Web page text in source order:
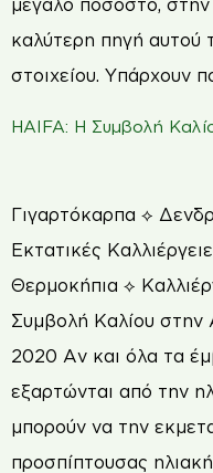
καλύτερη πηγή αυτού
στοιχείου. Υπάρχουν
HAIFA: Η Συμβολή
Γιγαρτόκαρπα ⟡
Εκτατικές
Θερμοκήπια ⟡
Συμβολή Καλίου
2020 Αν και όλα τα
εξαρτώνται από την
μπορούν να την
προσπίπτουσας